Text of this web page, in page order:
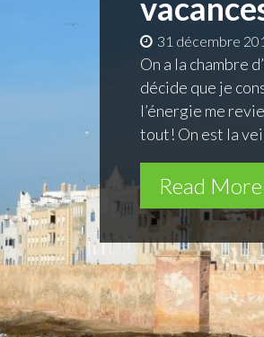
31 décembre
On a la chambre
décide que je
l’énergie me
tout! On est la
Read More